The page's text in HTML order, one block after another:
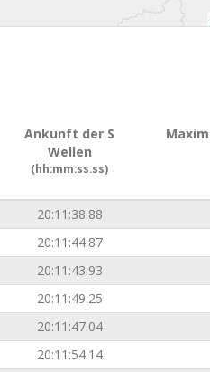
Ankunft der S
Wellen
(hh:mm:ss.ss)
20:11:38.88
20:11:44.87
20:11:43.93
20:11:49.25
20:11:47.04
20:11:54.14